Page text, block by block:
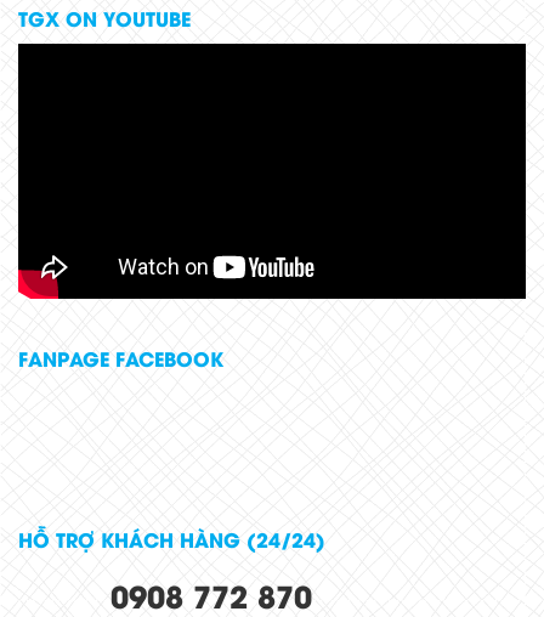
TGX ON YOUTUBE
FANPAGE FACEBOOK
HỖ TRỢ KHÁCH HÀNG (24/24)
0908 772 870